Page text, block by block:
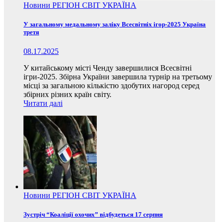
Новини РЕГІОН СВІТ УКРАЇНА
У загальному медальному заліку Всесвітніх ігор-2025 Україна
третя
08.17.2025
У китайському місті Ченду завершилися Всесвітні
ігри-2025. Збірна України завершила турнір на третьому
місці за загальною кількістю здобутих нагород серед
збірних різних країн світу.
Читати далі
Новини РЕГІОН СВІТ УКРАЇНА
Зустріч “Коаліції охочих” відбудеться 17 серпня